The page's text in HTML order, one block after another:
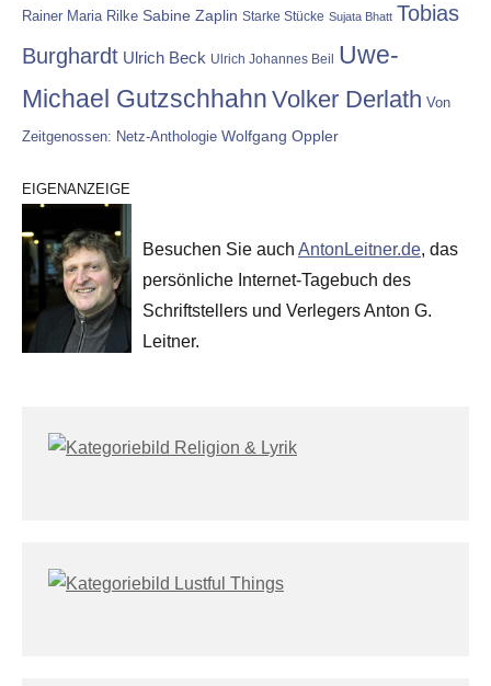
Rainer Maria Rilke Sabine Zaplin Starke Stücke Sujata Bhatt Tobias
Burghardt Ulrich Beck Ulrich Johannes Beil
Uwe-
Michael Gutzschhahn Volker Derlath Von
Zeitgenossen: Netz-Anthologie Wolfgang Oppler
EIGENANZEIGE
Besuchen Sie auch AntonLeitner.de, das
persönliche Internet-Tagebuch des
Schriftstellers und Verlegers Anton G.
Leitner.